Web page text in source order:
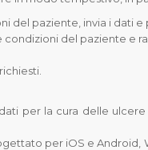
del paziente, invia i dati
del paziente e
per la cura delle ulcere
per iOS e